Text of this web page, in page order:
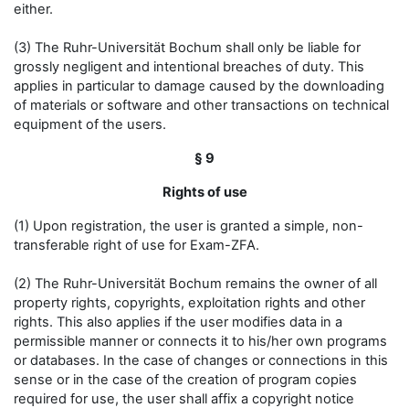
either.
(3) The Ruhr-Universität Bochum shall only be liable for
grossly negligent and intentional breaches of duty. This
applies in particular to damage caused by the downloading
of materials or software and other transactions on technical
equipment of the users.
§ 9
Rights of use
(1) Upon registration, the user is granted a simple, non-
transferable right of use for Exam-ZFA.
(2) The Ruhr-Universität Bochum remains the owner of all
property rights, copyrights, exploitation rights and other
rights. This also applies if the user modifies data in a
permissible manner or connects it to his/her own programs
or databases. In the case of changes or connections in this
sense or in the case of the creation of program copies
required for use, the user shall affix a copyright notice